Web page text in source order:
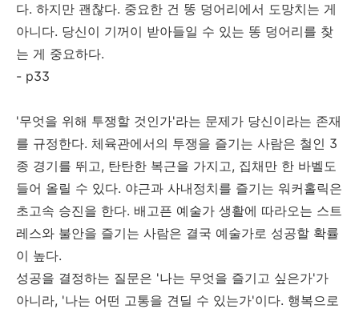
다. 하지만 괜찮다. 중요한 건 똥 덩어리에서 도망치는 게
아니다. 당신이 기꺼이 받아들일 수 있는 똥 덩어리를 찾
는 게 중요하다.
- p33
'무엇을 위해 투쟁할 것인가'라는 문제가 당신이라는 존재
를 규정한다. 체육관에서의 투쟁을 즐기는 사람은 철인 3
종 경기를 뛰고, 탄탄한 복근을 가지고, 집채만 한 바벨도
들어 올릴 수 있다. 야근과 사내정치를 즐기는 워커홀릭은
초고속 승진을 한다. 배고픈 예술가 생활에 따라오는 스트
레스와 불안을 즐기는 사람은 결국 예술가로 성공할 확률
이 높다.
성공을 결정하는 질문은 '나는 무엇을 즐기고 싶은가'가
아니라, '나는 어떤 고통을 견딜 수 있는가'이다. 행복으로